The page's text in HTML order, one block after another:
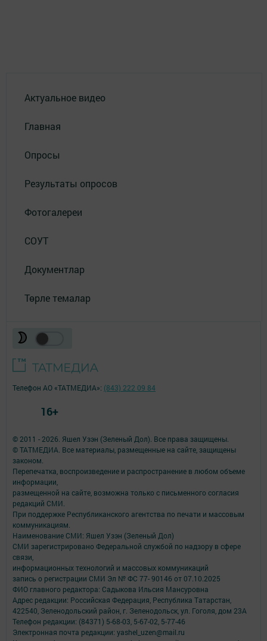
Актуальное видео
Главная
Опросы
Результаты опросов
Фотогалереи
СОУТ
Документлар
Төрле темалар
© 2011 - 2026. Яшел Узэн (Зеленый Дол). Все права защищены.
© ТАТМЕДИА. Все материалы, размещенные на сайте, защищены
законом.
Перепечатка, воспроизведение и распространение в любом объеме
информации,
размещенной на сайте, возможна только с письменного согласия
редакций СМИ.
При поддержке Республиканского агентства по печати и массовым
коммуникациям.
Наименование СМИ: Яшел Узэн (Зеленый Дол)
СМИ зарегистрировано Федеральной службой по надзору в сфере
связи,
информационных технологий и массовых коммуникаций
запись о регистрации СМИ Эл № ФС 77- 90146 от 07.10.2025
ФИО главного редактора: Садыкова Ильсия Мансуровна
Адрес редакции: Российская Федерация, Республика Татарстан,
422540, Зеленодольский район, г. Зеленодольск, ул. Гоголя, дом 23А
Телефон редакции: (84371) 5-68-03, 5-67-02, 5-77-46
Электронная почта редакции: yashel_uzen@mail.ru
Телефон АО «ТАТМЕДИА»: (843) 222 09 84
16+